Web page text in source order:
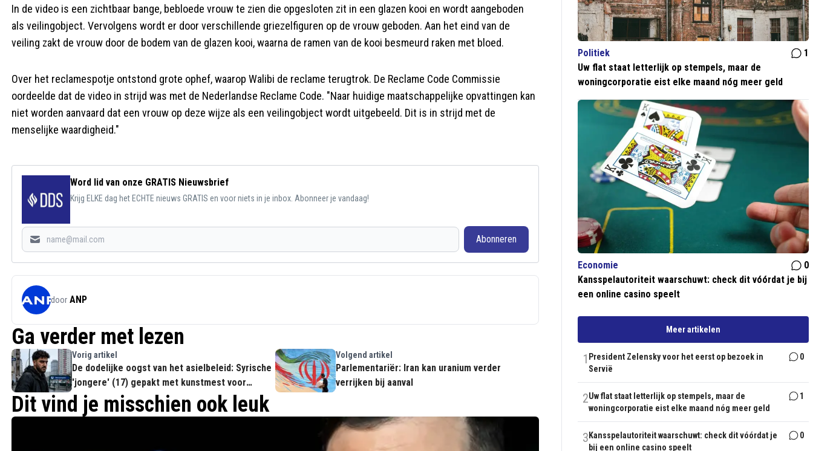
In de video is een zichtbaar bange, bebloede vrouw te zien die opgesloten zit in een glazen kooi en wordt aangeboden
als veilingobject. Vervolgens wordt er door verschillende griezelfiguren op de vrouw geboden. Aan het eind van de
veiling zakt de vrouw door de bodem van de glazen kooi, waarna de ramen van de kooi besmeurd raken met bloed.
Over het reclamespotje ontstond grote ophef, waarop Walibi de reclame terugtrok. De Reclame Code Commissie
oordeelde dat de video in strijd was met de Nederlandse Reclame Code. "Naar huidige maatschappelijke opvattingen kan
niet worden aanvaard dat een vrouw op deze wijze als een veilingobject wordt uitgebeeld. Dit is in strijd met de
menselijke waardigheid."
Word lid van onze GRATIS Nieuwsbrief
Krijg ELKE dag het ECHTE nieuws GRATIS en voor niets in je inbox. Abonneer je vandaag!
Abonneren
door ANP
Ga verder met lezen
Vorig artikel
De dodelijke oogst van het asielbeleid: Syrische
'jongere' (17) gepakt met kunstmest voor
gruwelijke IS-aanslag
Volgend artikel
Parlementariër: Iran kan uranium verder
verrijken bij aanval
Dit vind je misschien ook leuk
Politiek
1
Uw flat staat letterlijk op stempels, maar de
woningcorporatie eist elke maand nóg meer geld
Economie
0
Kansspelautoriteit waarschuwt: check dit vóórdat je bij
een online casino speelt
Meer artikelen
1 President Zelensky voor het eerst op bezoek in
Servië
0
2Uw flat staat letterlijk op stempels, maar de
woningcorporatie eist elke maand nóg meer geld
1
3 Kansspelautoriteit waarschuwt: check dit vóórdat je
bij een online casino speelt
0